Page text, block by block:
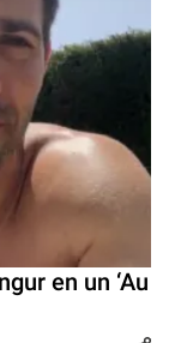
en un ‘Au